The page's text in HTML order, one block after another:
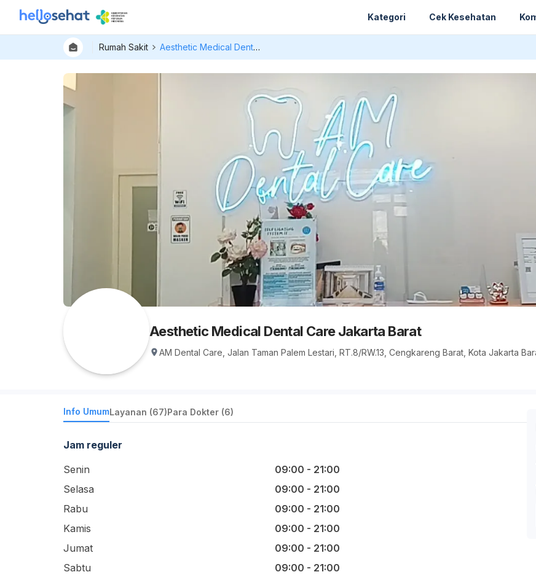
Kategori Cek Kesehatan
Rumah Sakit Aesthetic Medical Dental Care Jakarta Barat
Aesthetic Medical Dental Care Jakarta Barat
AM Dental Care, Jalan Taman Palem Lestari, RT.8/RW.13, Cengkareng Barat, Kota Jakarta
Info UmumLayanan (67)Para Dokter (6)
Jam reguler
Senin
09:00 - 21:00
Selasa
09:00 - 21:00
Rabu
09:00 - 21:00
Kamis
09:00 - 21:00
Jumat
09:00 - 21:00
Sabtu
09:00 - 21:00